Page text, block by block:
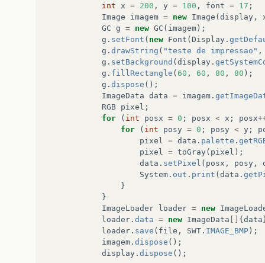
int
x = 200 , y = 100 , font = 17 ;
Image
imagem = new Image (display ,
GC g = new GC ( imagem);
g . setFont ( new Font (Display .
g . drawString ( "teste de impressao" ,
g . setBackground (display .
g . fillRectangle (60 , 60 , 80 , 80 );
g . dispose ();
ImageData data = imagem .
RGB pixel ;
for
( int posx = 0 ; posx < x ; posx
for
( int posy = 0 ; posy < y ;
pixel
= data . palette .
pixel
= toGray( pixel );
data . setPixel ( posx , posy ,
System . out . print (data .
}
}
ImageLoader loader = new
loader . data = new ImageData [] {data
loader . save ( file , SWT . IMAGE_BMP);
imagem . dispose ();
display . dispose ();